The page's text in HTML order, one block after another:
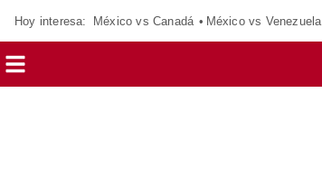
Hoy interesa: México vs Canadá México vs Venezuela